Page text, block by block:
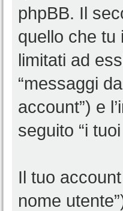
phpBB. Il
quello che tu
limitati ad
“messaggi
account”) e
seguito “i
Il tuo
nome